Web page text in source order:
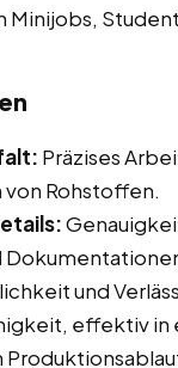
Minijobs,
Präzises
Rohstoffen.
und
effektiv in